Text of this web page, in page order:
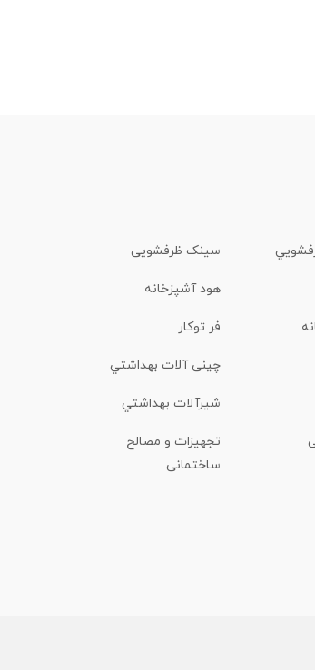
سینک ظرفشویی
هود آشپزخانه
فر توکار
چینی آلات بهداشتي
شیرآلات بهداشتي
تجهیزات و مصالح
ساختمانی